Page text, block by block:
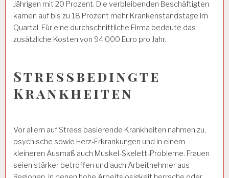
Jährigen mit 20 Prozent. Die verbleibenden Beschäftigten
kamen auf bis zu 18 Prozent mehr Krankenstandstage im
Quartal. Für eine durchschnittliche Firma bedeute das
zusätzliche Kosten von 94.000 Euro pro Jahr.
Stressbedingte
Krankheiten
Vor allem auf Stress basierende Krankheiten nahmen zu,
psychische sowie Herz-Erkrankungen und in einem
kleineren Ausmaß auch Muskel-Skelett-Probleme. Frauen
seien stärker betroffen und auch Arbeitnehmer aus